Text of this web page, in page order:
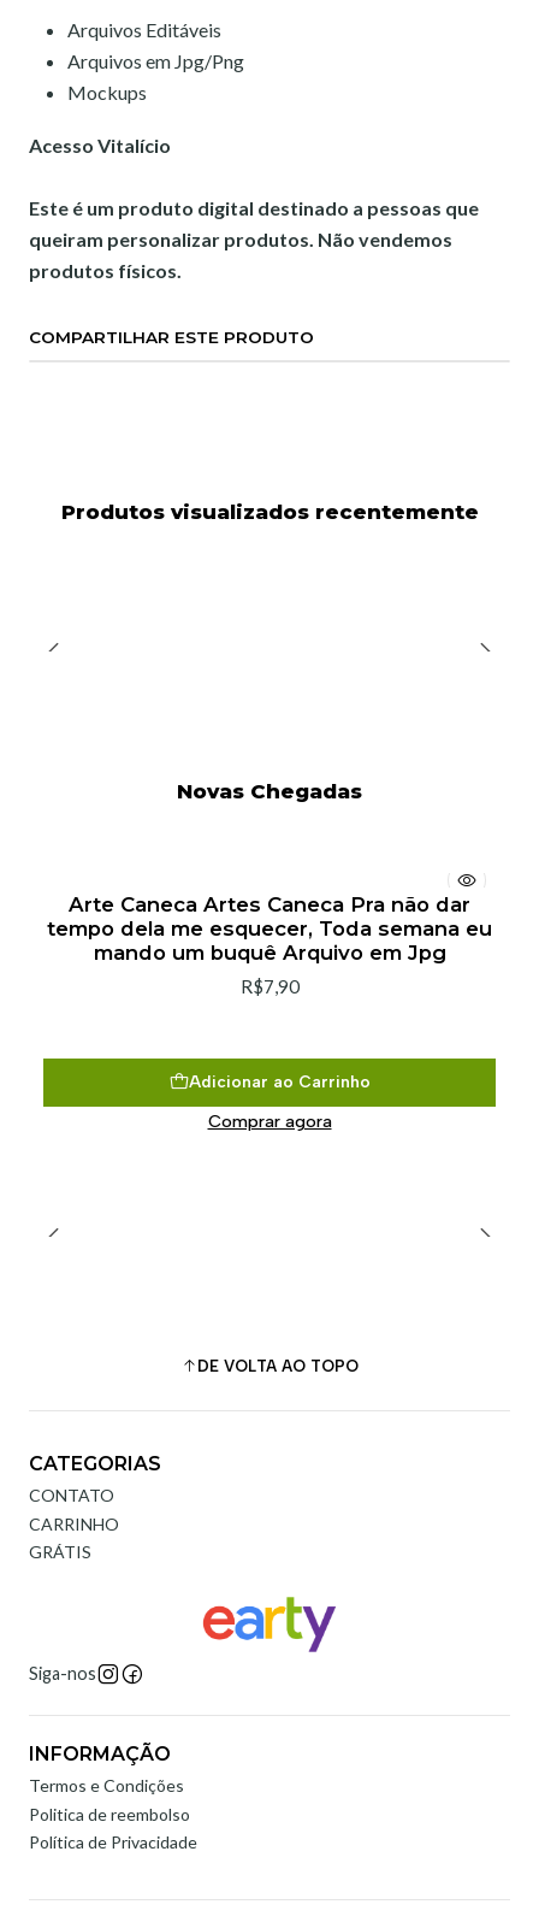
Arquivos Editáveis
Arquivos em Jpg/Png
Mockups
Acesso Vitalício
Este é um produto digital destinado a pessoas que
queiram personalizar produtos. Não vendemos
produtos físicos.
COMPARTILHAR ESTE PRODUTO
Produtos visualizados recentemente
Novas Chegadas
Arte Caneca Artes Caneca Pra não dar
tempo dela me esquecer, Toda semana eu
mando um buquê Arquivo em Jpg
R$7,90
Adicionar ao Carrinho
Comprar agora
DE VOLTA AO TOPO
CATEGORIAS
CONTATO
CARRINHO
GRÁTIS
Siga-nos
INFORMAÇÃO
Termos e Condições
Politica de reembolso
Política de Privacidade